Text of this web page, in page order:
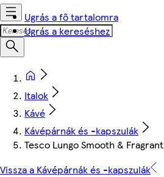
Ugrás a fő tartalomra
Ugrás a kereséshez
Italok
Kávé
Kávépárnák és -kapszulák
Tesco Lungo Smooth &
Vissza a Kávépárnák és -kapszulák